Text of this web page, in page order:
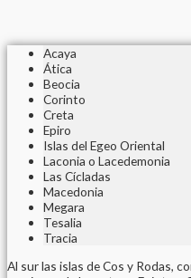
Acaya
Ática
Beocia
Corinto
Creta
Epiro
Islas del Egeo Oriental
Laconia o Lacedemonia
Las Cícladas
Macedonia
Megara
Tesalia
Tracia
Al sur las islas de Cos y Rodas,